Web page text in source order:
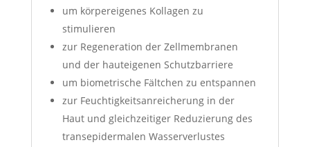
um körpereigenes Kollagen zu
stimulieren
zur Regeneration der Zellmembranen
und der hauteigenen Schutzbarriere
um biometrische Fältchen zu entspannen
zur Feuchtigkeitsanreicherung in der
Haut und gleichzeitiger Reduzierung des
transepidermalen Wasserverlustes